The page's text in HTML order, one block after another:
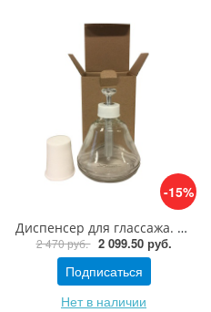
-15%
Диспенсер для глассажа. 180 мл
2 470 руб. 2 099.50 руб.
Подписаться
Нет в наличии